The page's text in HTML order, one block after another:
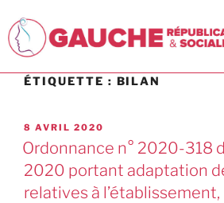
ÉTIQUETTE : BILAN
8 AVRIL 2020
Ordonnance n° 2020-318
2020 portant adaptation
relatives à l’établissement,